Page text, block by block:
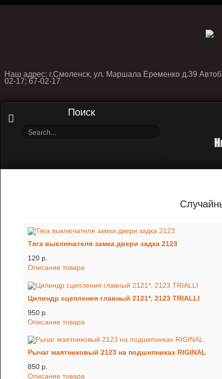
Наш адрес: г.Смоленск, ул. Маршала Еременко д.39
02-17; 67-02-17
Поиск
Тяга выключателя замка двери задка 2123
120 p.
Описание товара
Цилиндр сцепления главный 2121*, 2123 TRIALLI
950 p.
Описание товара
Рычаг маятниковый 2123 на подшипниках RIGINAL
850 p.
Описание товара